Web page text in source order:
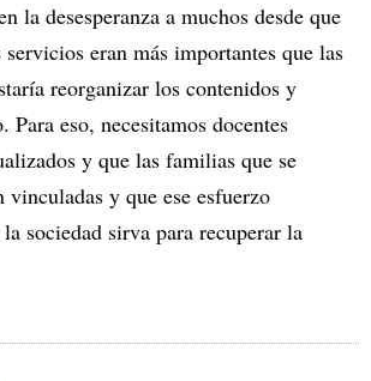
la desesperanza a muchos desde que
eran más importantes que las
reorganizar los contenidos y
eso, necesitamos docentes
y que las familias que se
y que ese esfuerzo
sociedad sirva para recuperar la